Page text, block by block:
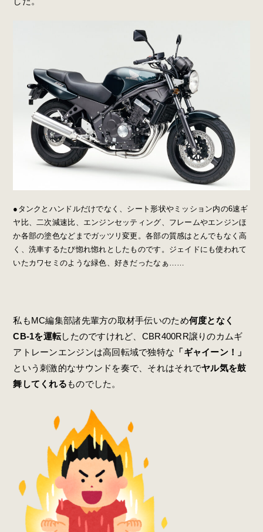
●タンクとハンドルだけでなく、シート形状やミッション内の6速ギ
ヤ比、二次減速比、エンジンセッティング、フレームやエンジンほ
か各部の塗色などまでガッツリ変更。各部の質感はとんでもなく高
く、洗車するたび惚れ惚れとしたものです。ジェイドにも使われて
いたカワセミのような緑色、好きだったなぁ……
私もMC編集部諸先輩方の取材手伝いのため何度となく
CB-1を運転したのですけれど、CBR400RR譲りのカムギ
アトレーンエンジンは高回転域で独特な 「ギャイーン！」
という刺激的なサウンドを奏で、それはそれでヤル気を鼓
舞してくれるものでした。